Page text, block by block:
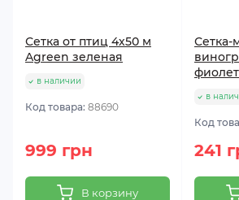
Сетка от птиц 4х50 м
Agreen зеленая
в наличии
Код товара: 88690
999 грн
В корзину
Сетка-
в
Код
241